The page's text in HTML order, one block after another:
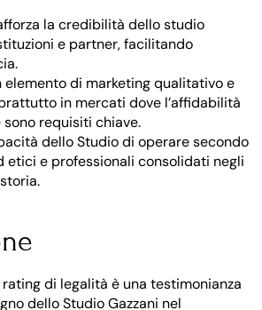
la credibilità dello studio
e partner, facilitando
elemento di marketing qualitativo e
in mercati dove l’affidabilità
requisiti chiave.
dello Studio di operare secondo
etici e professionali consolidati negli
di legalità è una testimonianza
dello Studio Gazzani nel